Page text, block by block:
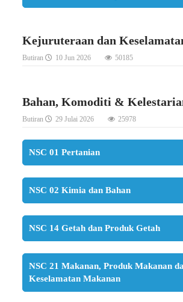
Kejuruteraan dan
Butiran 10 Jun 2026 50185
Bahan, Komoditi &
Butiran 29 Julai 2026 25978
NSC 01 Pertanian
NSC 02 Kimia dan Bahan
NSC 14 Getah dan Produk Getah
NSC 21 Makanan, Produk Makanan
Keselamatan Makanan